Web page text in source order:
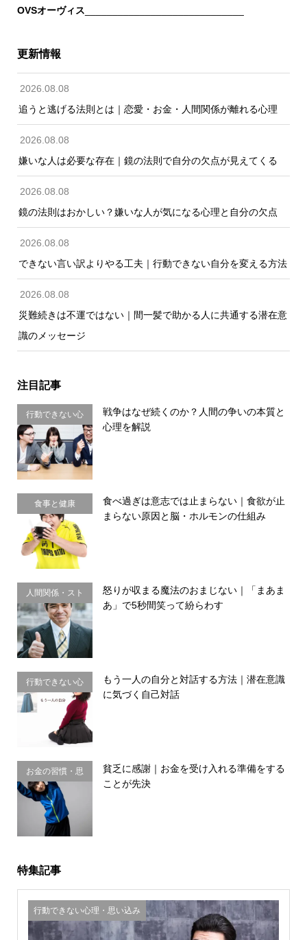
OVSオーヴィス
更新情報
2026.08.08
追うと逃げる法則とは｜恋愛・お金・人間関係が離れる心理
2026.08.08
嫌いな人は必要な存在｜鏡の法則で自分の欠点が見えてくる
2026.08.08
鏡の法則はおかしい？嫌いな人が気になる心理と自分の欠点
2026.08.08
できない言い訳よりやる工夫｜行動できない自分を変える方法
2026.08.08
災難続きは不運ではない｜間一髪で助かる人に共通する潜在意
識のメッセージ
注目記事
行動できない心
理・思い込み
戦争はなぜ続くのか？人間の争いの本質と
心理を解説
食事と健康
食べ過ぎは意志では止まらない｜食欲が止
まらない原因と脳・ホルモンの仕組み
人間関係・スト
レス
怒りが収まる魔法のおまじない｜「まあま
あ」で5秒間笑って紛らわす
行動できない心
理・思い込み
もう一人の自分と対話する方法｜潜在意識
に気づく自己対話
お金の習慣・思
考法
貧乏に感謝｜お金を受け入れる準備をする
ことが先決
特集記事
行動できない心理・思い込み